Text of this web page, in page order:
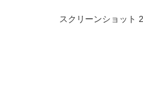
スクリーンショット